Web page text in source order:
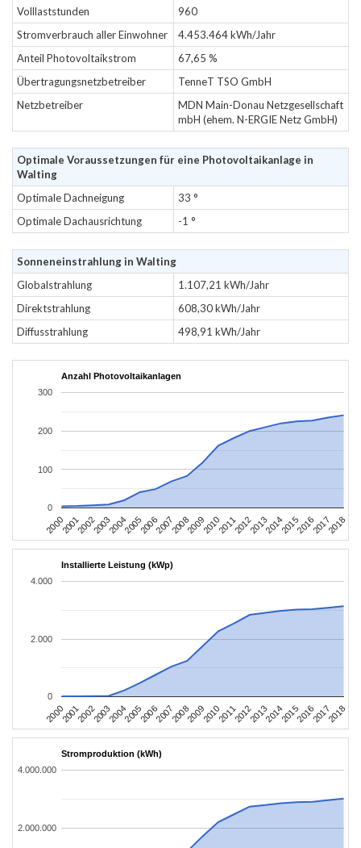
Volllaststunden
960
Stromverbrauch aller Einwohner
4.453.464 kWh/Jahr
Anteil Photovoltaikstrom
67,65 %
Übertragungsnetzbetreiber
TenneT TSO GmbH
Netzbetreiber
MDN Main-Donau Netzgesellschaft
mbH (ehem. N-ERGIE Netz GmbH)
Optimale Voraussetzungen für eine Photovoltaikanlage in
Walting
Optimale Dachneigung
33 °
Optimale Dachausrichtung
-1 °
Sonneneinstrahlung in Walting
Globalstrahlung
1.107,21 kWh/Jahr
Direktstrahlung
608,30 kWh/Jahr
Diffusstrahlung
498,91 kWh/Jahr
Anzahl Photovoltaikanlagen
2000200120022003200420052006200720082009201020112012201320142015201620172018
0
100
200
300
Installierte Leistung (kWp)
2000200120022003200420052006200720082009201020112012201320142015201620172018
0
2.000
4.000
Stromproduktion (kWh)
2.000.000
4.000.000